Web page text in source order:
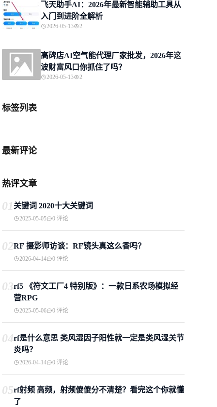
飞天助手AI：2026年最新智能辅助工具从
入门到进阶全解析
2026-05-13 2
高碑店AI空气能代理厂家批发，2026年这
波财富风口你抓住了吗？
2026-05-13 2
标签列表
最新评论
热评文章
01关键词 2020十大关键词
2025-05-05 0 评论
02RF 摄影师访谈：RF镜头真这么香吗？
2026-04-14 0 评论
03rf5 《符文工厂4 特别版》：一款日系农场模拟经
营RPG
2025-05-06 0 评论
04rf是什么意思 类风湿因子阳性就一定是类风湿关节
炎吗？
2026-04-14 0 评论
05rf射频 高频，射频傻傻分不清楚？看完这个你就懂
了